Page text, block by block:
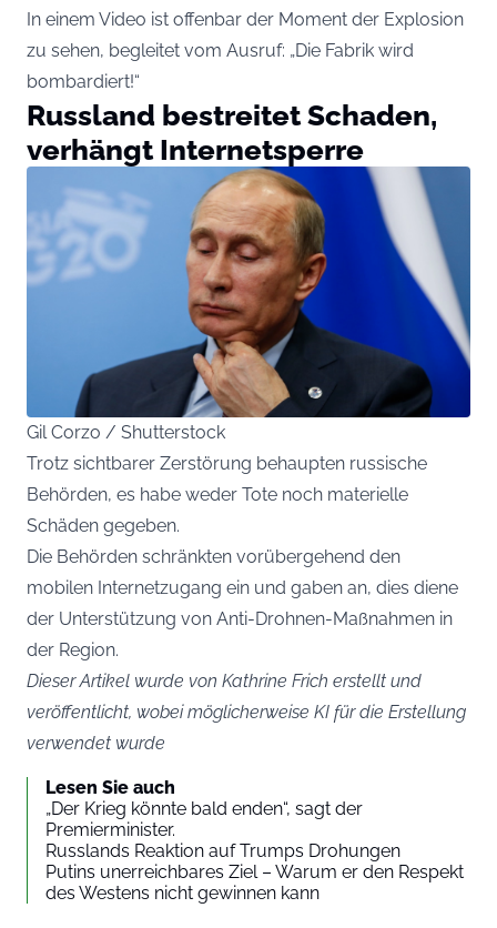
In einem Video ist offenbar der Moment der Explosion
zu sehen, begleitet vom Ausruf: „Die Fabrik wird
bombardiert!“
Russland bestreitet Schaden,
verhängt Internetsperre
Gil Corzo / Shutterstock
Trotz sichtbarer Zerstörung behaupten russische
Behörden, es habe weder Tote noch materielle
Schäden gegeben.
Die Behörden schränkten vorübergehend den
mobilen Internetzugang ein und gaben an, dies diene
der Unterstützung von Anti-Drohnen-Maßnahmen in
der Region.
Dieser Artikel wurde von Kathrine Frich erstellt und
veröffentlicht, wobei möglicherweise KI für die Erstellung
verwendet wurde
Lesen Sie auch
„Der Krieg könnte bald enden“, sagt der
Premierminister.
Russlands Reaktion auf Trumps Drohungen
Putins unerreichbares Ziel – Warum er den Respekt
des Westens nicht gewinnen kann